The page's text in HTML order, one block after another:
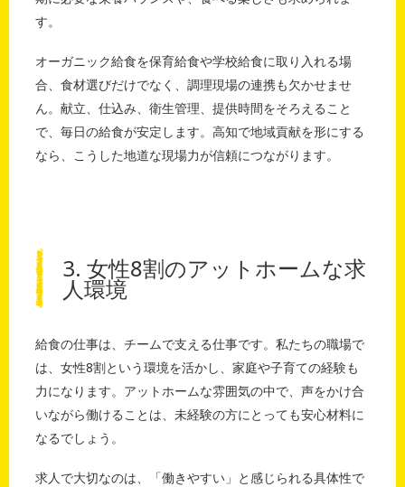
す。
オーガニック給食を保育給食や学校給食に取り入れる場
合、食材選びだけでなく、調理現場の連携も欠かせませ
ん。献立、仕込み、衛生管理、提供時間をそろえること
で、毎日の給食が安定します。高知で地域貢献を形にする
なら、こうした地道な現場力が信頼につながります。
3. 女性8割のアットホームな求
人環境
給食の仕事は、チームで支える仕事です。私たちの職場で
は、女性8割という環境を活かし、家庭や子育ての経験も
力になります。アットホームな雰囲気の中で、声をかけ合
いながら働けることは、未経験の方にとっても安心材料に
なるでしょう。
求人で大切なのは、「働きやすい」と感じられる具体性で